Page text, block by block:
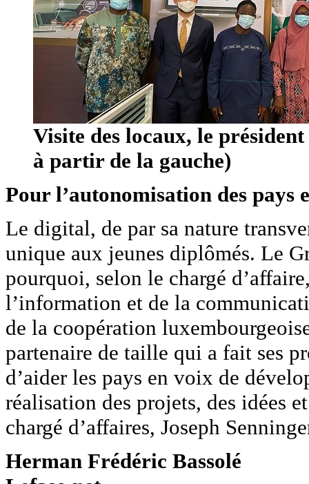
Visite des locaux, le
à partir de la gauche)
Pour l’autonomisation des pays
Le digital, de par sa nature
unique aux jeunes diplômés. Le
pourquoi, selon le chargé
l’information et de la
de la coopération
partenaire de taille qui a fait ses
d’aider les pays en voix de
réalisation des projets, des idées
chargé d’affaires, Joseph
Herman Frédéric Bassolé